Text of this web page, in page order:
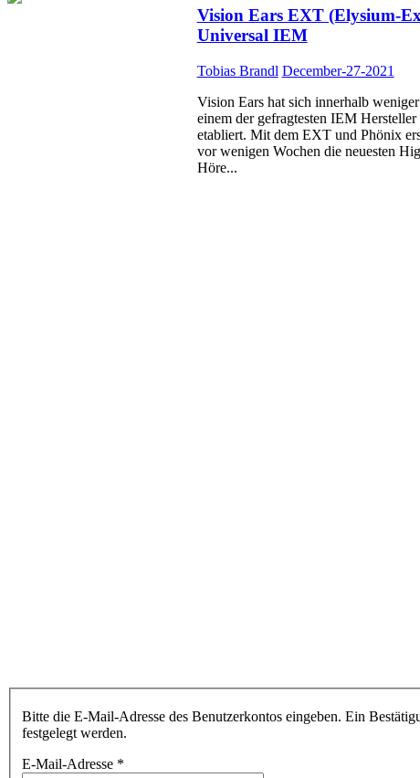
Vision Ears EXT (Elysium-
Universal IEM
Tobias Brandl December-27-2021
Vision Ears hat sich innerhalb weniger
einem der gefragtesten IEM Hersteller
etabliert. Mit dem EXT und Phönix
vor wenigen Wochen die neuesten
Höre...
Bitte die E-Mail-Adresse des Benutzerkontos eingeben. Ein
festgelegt werden.
E-Mail-Adresse *